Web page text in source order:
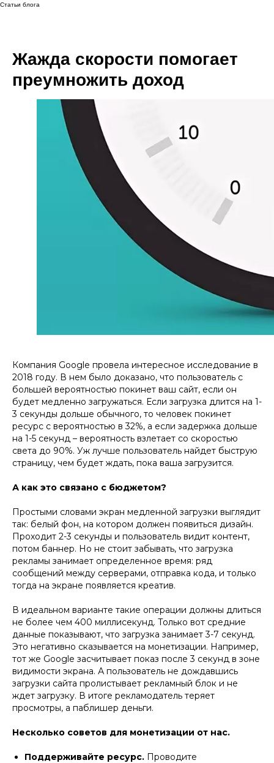
Статьи блога
Жажда скорости помогает
преумножить доход
Компания Google провела интересное исследование в
2018 году. В нем было доказано, что пользователь с
большей вероятностью покинет ваш сайт, если он
будет медленно загружаться. Если загрузка длится на 1-
3 секунды дольше обычного, то человек покинет
ресурс с вероятностью в 32%, а если задержка дольше
на 1-5 секунд – вероятность взлетает со скоростью
света до 90%. Уж лучше пользователь найдет быструю
страницу, чем будет ждать, пока ваша загрузится.
А как это связано с бюджетом?
Простыми словами экран медленной загрузки выглядит
так: белый фон, на котором должен появиться дизайн.
Проходит 2-3 секунды и пользователь видит контент,
потом баннер. Но не стоит забывать, что загрузка
рекламы занимает определенное время: ряд
сообщений между серверами, отправка кода, и только
тогда на экране появляется креатив.
В идеальном варианте такие операции должны длиться
не более чем 400 миллисекунд. Только вот средние
данные показывают, что загрузка занимает 3-7 секунд.
Это негативно сказывается на монетизации. Например,
тот же Google засчитывает показ после 3 секунд в зоне
видимости экрана. А пользователь не дождавшись
загрузки сайта пролистывает рекламный блок и не
ждет загрузку. В итоге рекламодатель теряет
просмотры, а паблишер деньги.
Несколько советов для монетизации от нас.
Поддерживайте ресурс. Проводите